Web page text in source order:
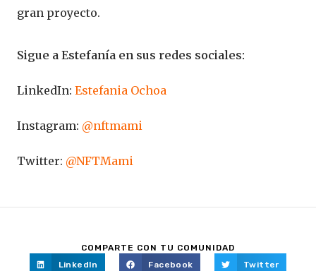
gran proyecto.
Sigue a Estefanía en sus redes sociales:
LinkedIn: Estefania Ochoa
Instagram: @nftmami
Twitter: @NFTMami
COMPARTE CON TU COMUNIDAD
LinkedIn
Facebook Twitter